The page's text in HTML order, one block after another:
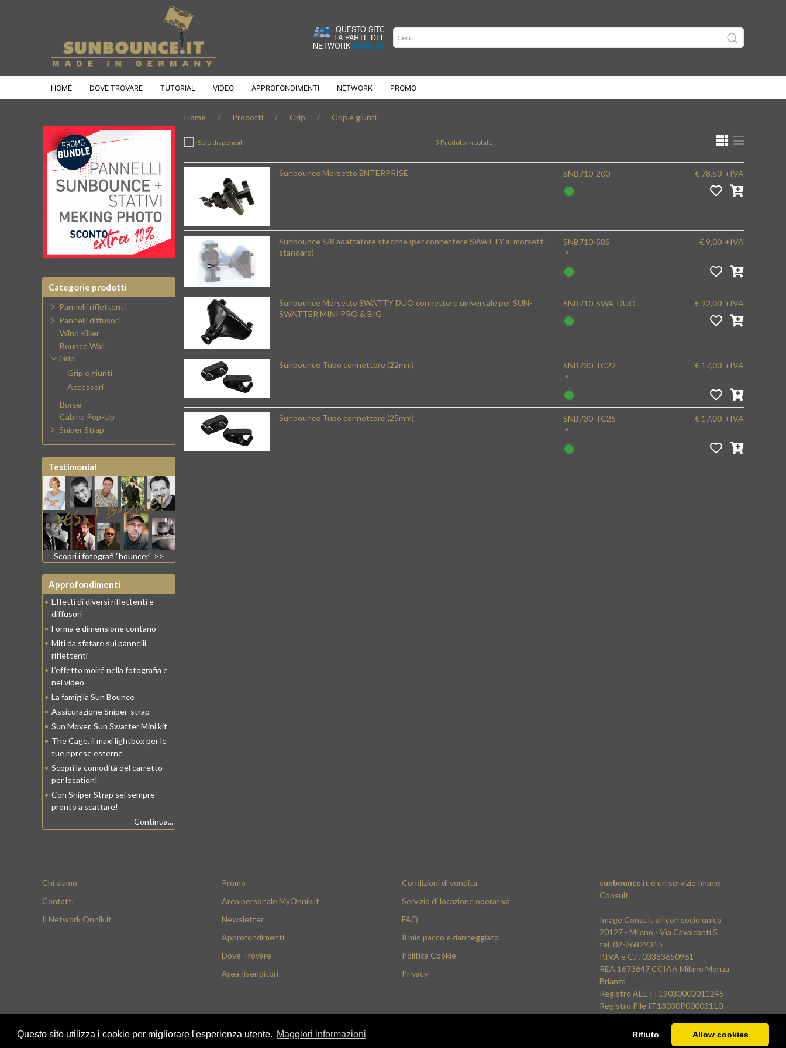
Questo sito utilizza i cookie per migliorare l'esperienza utente. Maggiori informazioni Rifiuto Allow cookies
HOME DOVE TROVARE TUTORIAL VIDEO APPROFONDIMENTI NETWORK PROMO
Home Prodotti Grip Grip e giunti
Solo disponibili 5 Prodotti in totale
Sunbounce Morsetto ENTERPRISE SNB710-200 € 78,50 +IVA
Sunbounce 5/8 adattatore stecche (per connettere SWATTY ai morsetti
standard)
SNB710-58S
°
€ 9,00 +IVA
Sunbounce Morsetto SWATTY DUO connettore universale per SUN-
SWATTER MINI PRO & BIG
SNB710-SWA-DUO € 92,00 +IVA
Sunbounce Tubo connettore (22mm)
SNB730-TC22
°
€ 17,00 +IVA
Sunbounce Tubo connettore (25mm)
SNB730-TC25
°
€ 17,00 +IVA
Categorie prodotti
Pannelli riflettenti
Pannelli diffusori
Wind Killer
Bounce Wall
Grip
Grip e giunti
Accessori
Borse
Cabina Pop-Up
Sniper Strap
Testimonial
Scopri i fotografi "bouncer" >>
Approfondimenti
• Effetti di diversi riflettenti e
diffusori
• Forma e dimensione contano
• Miti da sfatare sui pannelli
riflettenti
• L’effetto moiré nella fotografia e
nel video
• La famiglia Sun Bounce
• Assicurazione Sniper-strap
• Sun Mover, Sun Swatter Mini kit
• The Cage, il maxi lightbox per le
tue riprese esterne
• Scopri la comodità del carretto
per location!
• Con Sniper Strap sei sempre
pronto a scattare!
Continua...
Chi siamo
Contatti
Il Network Onnik.it
Promo
Area personale MyOnnik.it
Newsletter
Approfondimenti
Dove Trovare
Area rivenditori
Condizioni di vendita
Servizio di locazione operativa
FAQ
Il mio pacco è danneggiato
Politica Cookie
Privacy
sunbounce.it è un servizio Image
Consult
Image Consult srl con socio unico
20127 - Milano - Via Cavalcanti 5
tel. 02-26829315
P.IVA e C.F. 03383650961
REA 1673647 CCIAA Milano Monza
Brianza
Registro AEE IT19030000011245
Registro Pile IT13030P00003110